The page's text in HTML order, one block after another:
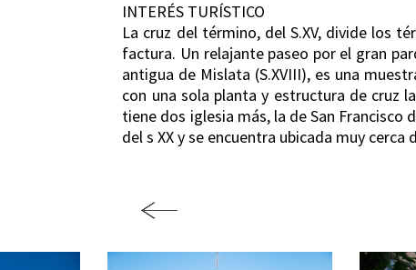
INTERÉS TURÍSTICO
La cruz del término, del S.XV, divide los
factura. Un relajante paseo por el gran
antigua de Mislata (S.XVIII), es una
con una sola planta y estructura de cruz
tiene dos iglesia más, la de San Francisco
del s XX y se encuentra ubicada muy